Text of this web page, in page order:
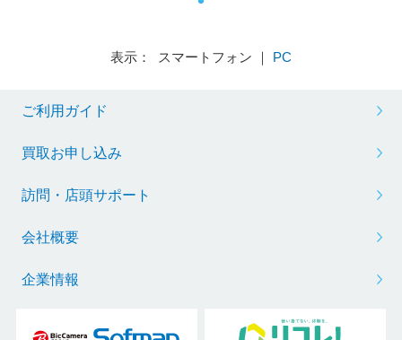
表示： スマートフォン ｜ PC
ご利用ガイド
買取お申し込み
訪問・店頭サポート
会社概要
企業情報